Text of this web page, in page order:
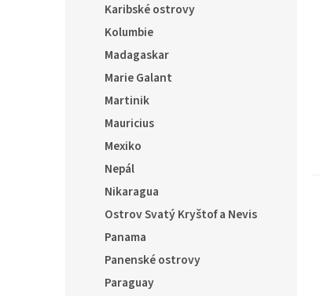
Karibské ostrovy
Kolumbie
Madagaskar
Marie Galant
Martinik
Mauricius
Mexiko
Nepál
Nikaragua
Ostrov Svatý Kryštof a Nevis
Panama
Panenské ostrovy
Paraguay